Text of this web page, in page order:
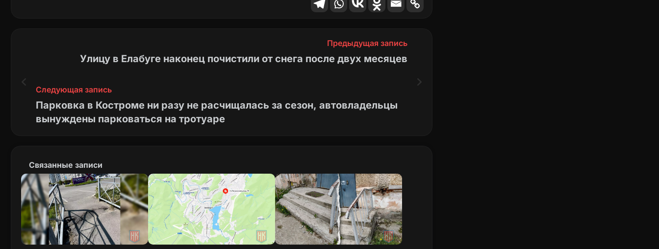
Предыдущая запись
Улицу в Елабуге наконец почистили от снега после двух месяцев
Следующая запись
Парковка в Костроме ни разу не расчищалась за сезон, автовладельцы
вынуждены парковаться на тротуаре
Связанные записи